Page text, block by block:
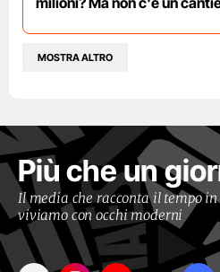
MOSTRA ALTRO
Più che un
Il media che racconta il tempo
viviamo con occhi moderni